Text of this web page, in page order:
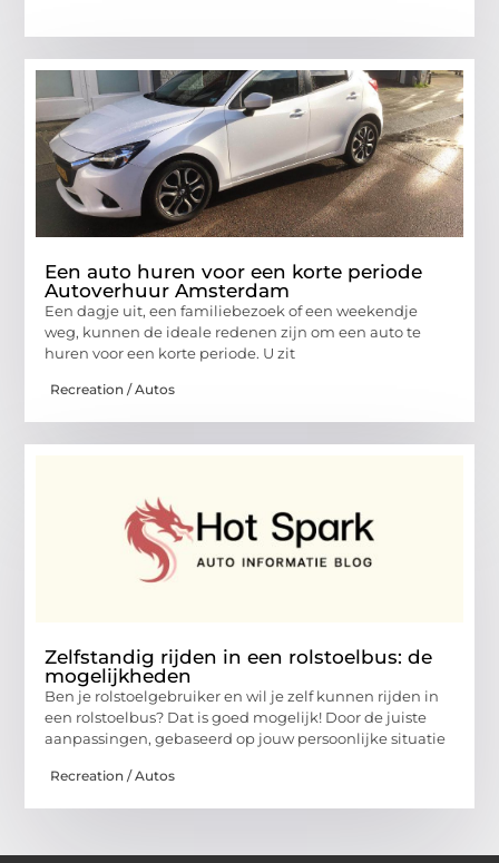
Een auto huren voor een korte periode
Autoverhuur Amsterdam
Een dagje uit, een familiebezoek of een weekendje
weg, kunnen de ideale redenen zijn om een auto te
huren voor een korte periode. U zit
Recreation / Autos
Zelfstandig rijden in een rolstoelbus: de
mogelijkheden
Ben je rolstoelgebruiker en wil je zelf kunnen rijden in
een rolstoelbus? Dat is goed mogelijk! Door de juiste
aanpassingen, gebaseerd op jouw persoonlijke situatie
Recreation / Autos